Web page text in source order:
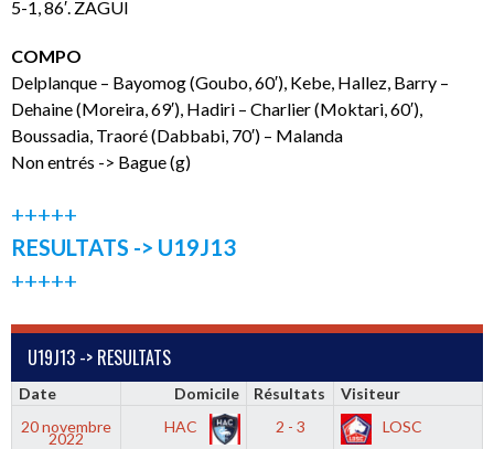
5-1, 86′. ZAGUI
COMPO
Delplanque – Bayomog (Goubo, 60′), Kebe, Hallez, Barry –
Dehaine (Moreira, 69′), Hadiri – Charlier (Moktari, 60′),
Boussadia, Traoré (Dabbabi, 70′) – Malanda
Non entrés -> Bague (g)
+++++
RESULTATS -> U19J13
+++++
U19J13 -> RESULTATS
Date Domicile Résultats
Visiteur
20 novembre
2022
HAC 2 - 3 LOSC